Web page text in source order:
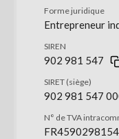
Forme juridique
Entrepreneur
SIREN
902 981 547
SIRET (siège)
902 981 547
N° de TVA